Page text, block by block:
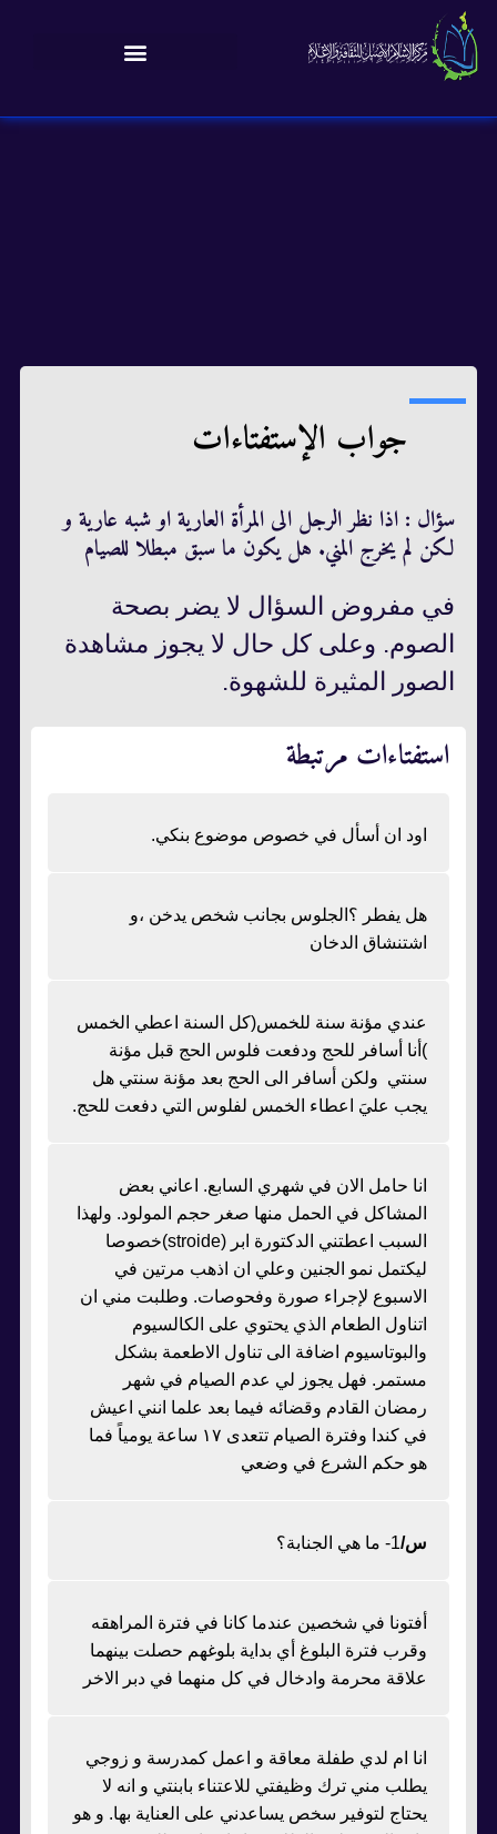
جواب الإستفتاءات
سؤال : اذا نظر الرجل الى المرأة العارية او شبه عارية و
لكن لم يخرج المني. هل يكون ما سبق مبطلا للصيام
في مفروض السؤال لا يضر بصحة
الصوم. وعلى كل حال لا يجوز مشاهدة
الصور المثيرة للشهوة.
استفتاءات مرتبطة
اود ان أسأل في خصوص موضوع بنكي.
هل يفطر ؟الجلوس بجانب شخص يدخن ،و
اشتنشاق الدخان
عندي مؤنة سنة للخمس(كل السنة اعطي الخمس
)أنا أسافر للحج ودفعت فلوس الحج قبل مؤنة
سنتي ولكن أسافر الى الحج بعد مؤنة سنتي هل
يجب عليَ اعطاء الخمس لفلوس التي دفعت للحج.
انا حامل الان في شهري السابع. اعاني بعض
المشاكل في الحمل منها صغر حجم المولود. ولهذا
السبب اعطتني الدكتورة ابر (stroide)خصوصا
ليكتمل نمو الجنين وعلي ان اذهب مرتين في
الاسبوع لإجراء صورة وفحوصات. وطلبت مني ان
اتناول الطعام الذي يحتوي على الكالسيوم
والبوتاسيوم اضافة الى تناول الاطعمة بشكل
مستمر. فهل يجوز لي عدم الصيام في شهر
رمضان القادم وقضائه فيما بعد علما انني اعيش
في كندا وفترة الصيام تتعدى ١٧ ساعة يومياً فما
هو حكم الشرع في وضعي
س/1- ما هي الجنابة؟
أفتونا في شخصين عندما كانا في فترة المراهقه
وقرب فترة البلوغ أي بداية بلوغهم حصلت بينهما
علاقة محرمة وادخال في كل منهما في دبر الاخر
انا ام لدي طفلة معاقة و اعمل كمدرسة و زوجي
يطلب مني ترك وظيفتي للاعتناء بابنتي و انه لا
يحتاج لتوفير سخص يساعدني على العناية بها. و هو